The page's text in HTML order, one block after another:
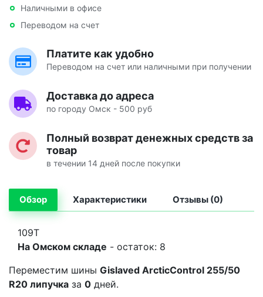
Наличными в офисе
Переводом на счет
Платите как удобно
Переводом на счет или наличными при получении
Доставка до адреса
по городу Омск - 500 руб
Полный возврат денежных средств за
товар
в течении 14 дней после покупки
Обзор Характеристики Отзывы (0)
109T
На Омском складе - остаток: 8
Переместим шины Gislaved ArcticControl 255/50
R20 липучка за 0 дней.